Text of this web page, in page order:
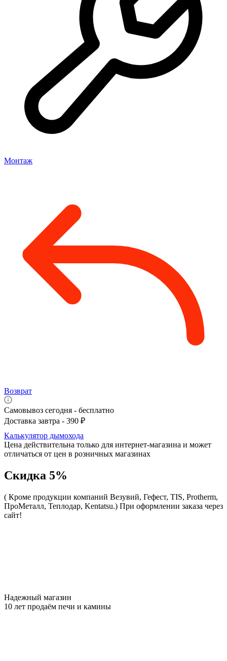
Монтаж
Возврат
Самовывоз сегодня - бесплатно
Доставка завтра - 390 ₽
Калькулятор дымохода
Цена действительна только для интернет-магазина и может
отличаться от цен в розничных магазинах
Скидка 5%
( Кроме продукции компаний Везувий, Гефест, TIS, Protherm,
ПроМеталл, Теплодар, Kentatsu.) При оформлении заказа через
сайт!
Надежный магазин
10 лет продаём печи и камины